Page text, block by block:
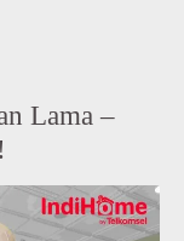
Lama –